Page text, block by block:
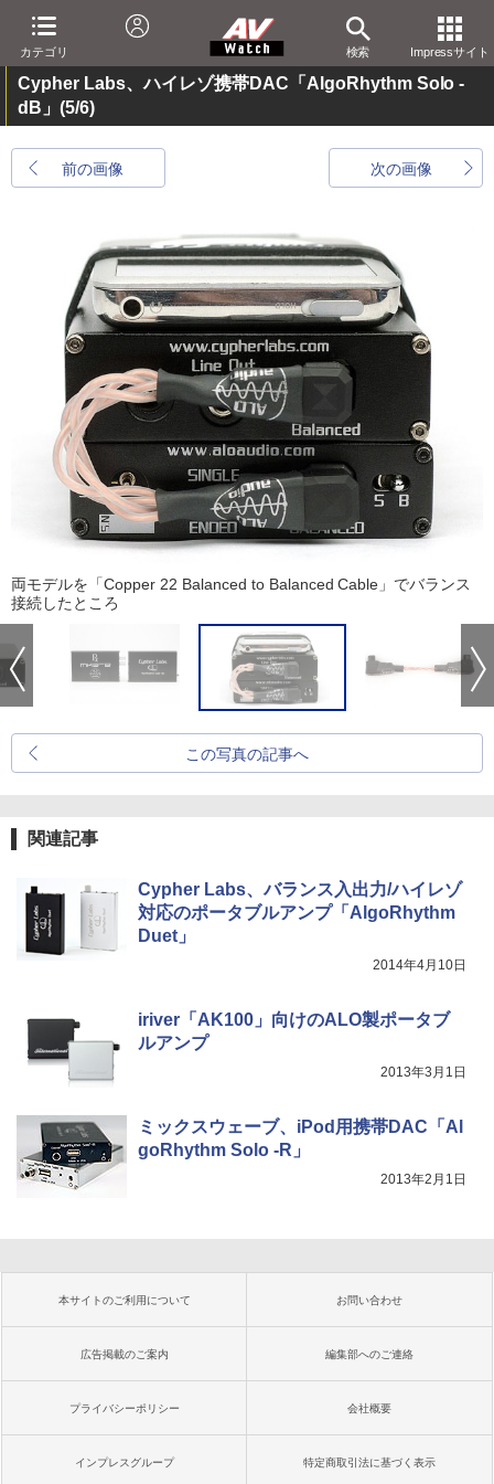
カテゴリ 検索 Impressサイト
Cypher Labs、ハイレゾ携帯DAC「AlgoRhythm Solo -
dB」 (5/6)
前の画像 次の画像
両モデルを「Copper 22 Balanced to Balanced Cable」でバランス
接続したところ
この写真の記事へ
関連記事
Cypher Labs、バランス入出力/ハイレゾ
対応のポータブルアンプ「AlgoRhythm
Duet」
2014年4月10日
iriver「AK100」向けのALO製ポータブ
ルアンプ
2013年3月1日
ミックスウェーブ、iPod用携帯DAC「Al
goRhythm Solo -R」
2013年2月1日
本サイトのご利用について お問い合わせ
広告掲載のご案内 編集部へのご連絡
プライバシーポリシー 会社概要
インプレスグループ 特定商取引法に基づく表示